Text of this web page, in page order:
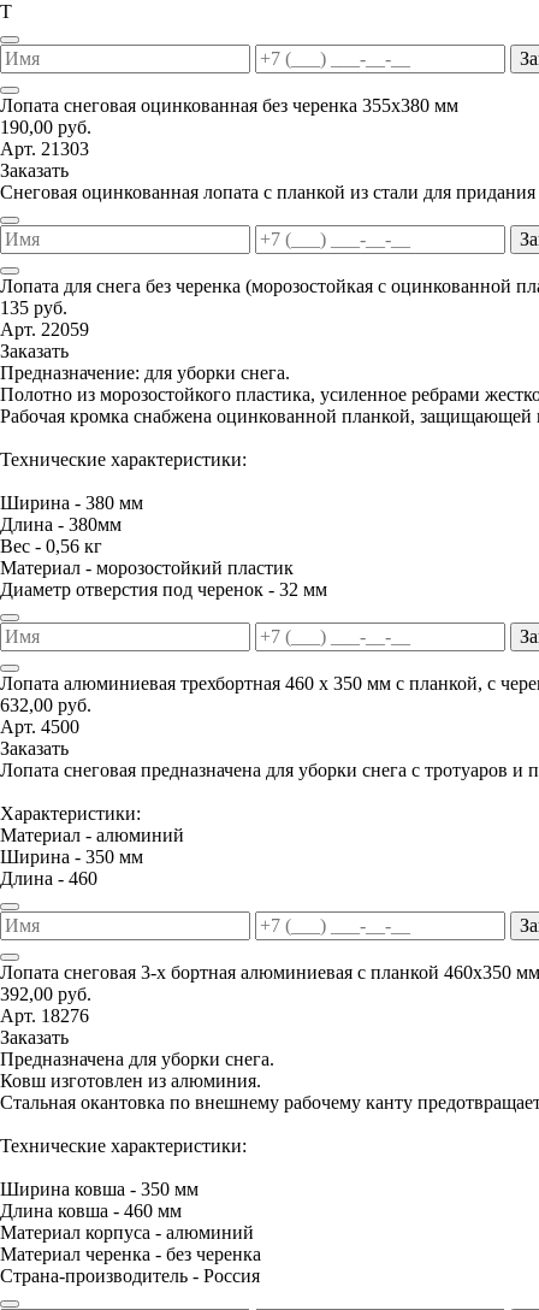
Т
Лопата снеговая оцинкованная без черенка 355х380 мм
190,00 руб.
Арт. 21303
Заказать
Снеговая оцинкованная лопата с планкой из стали для
Лопата для снега без черенка (морозостойкая с оцинкованной
135 руб.
Арт. 22059
Заказать
Предназначение: для уборки снега.
Полотно из морозостойкого пластика, усиленное ребрами
Рабочая кромка снабжена оцинкованной планкой,
Технические характеристики:
Ширина - 380 мм
Длина - 380мм
Вес - 0,56 кг
Материал - морозостойкий пластик
Диаметр отверстия под черенок - 32 мм
Лопата алюминиевая трехбортная 460 х 350 мм с планкой, с
632,00 руб.
Арт. 4500
Заказать
Лопата снеговая предназначена для уборки снега с тротуаров
Характеристики:
Материал - алюминий
Ширина - 350 мм
Длина - 460
Лопата снеговая 3-х бортная алюминиевая с планкой 460х350 мм
392,00 руб.
Арт. 18276
Заказать
Предназначена для уборки снега.
Ковш изготовлен из алюминия.
Стальная окантовка по внешнему рабочему канту
Технические характеристики:
Ширина ковша - 350 мм
Длина ковша - 460 мм
Материал корпуса - алюминий
Материал черенка - без черенка
Страна-производитель - Россия